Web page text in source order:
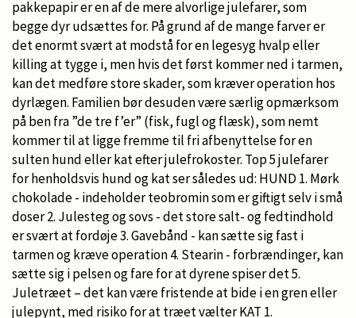
pakkepapir er en af de mere alvorlige julefarer, som
begge dyr udsættes for. På grund af de mange farver er
det enormt svært at modstå for en legesyg hvalp eller
killing at tygge i, men hvis det først kommer ned i tarmen,
kan det medføre store skader, som kræver operation hos
dyrlægen. Familien bør desuden være særlig opmærksom
på ben fra ”de tre f’er” (fisk, fugl og flæsk), som nemt
kommer til at ligge fremme til fri afbenyttelse for en
sulten hund eller kat efter julefrokoster. Top 5 julefarer
for henholdsvis hund og kat ser således ud: HUND 1. Mørk
chokolade - indeholder teobromin som er giftigt selv i små
doser 2. Julesteg og sovs - det store salt- og fedtindhold
er svært at fordøje 3. Gavebånd - kan sætte sig fast i
tarmen og kræve operation 4. Stearin - forbrændinger, kan
sætte sig i pelsen og fare for at dyrene spiser det 5.
Juletræet – det kan være fristende at bide i en gren eller
julepynt, med risiko for at træet vælter KAT 1.